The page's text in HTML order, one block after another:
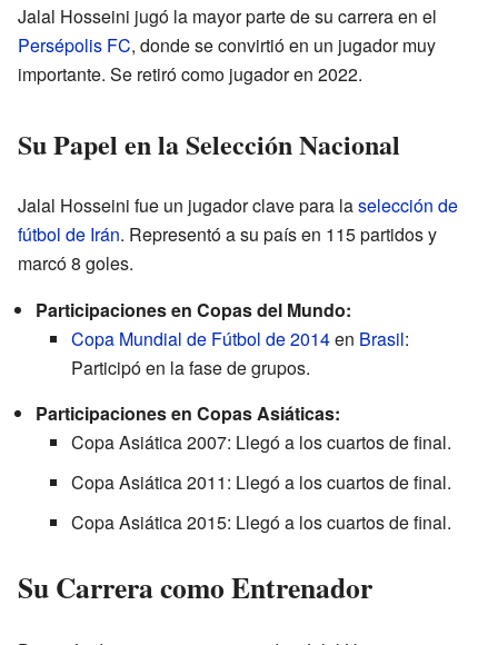
Jalal Hosseini jugó la mayor parte de su carrera en el
Persépolis FC, donde se convirtió en un jugador muy
importante. Se retiró como jugador en 2022.
Su Papel en la Selección Nacional
Jalal Hosseini fue un jugador clave para laselección de
fútbol de Irán. Representó a su país en 115 partidos y
marcó 8 goles.
Participaciones en Copas del Mundo:
Copa Mundial de Fútbol de 2014en Brasil:
Participó en la fase de grupos.
Participaciones en Copas Asiáticas:
Copa Asiática 2007: Llegó a los cuartos de final.
Copa Asiática 2011: Llegó a los cuartos de final.
Copa Asiática 2015: Llegó a los cuartos de final.
Su Carrera como Entrenador